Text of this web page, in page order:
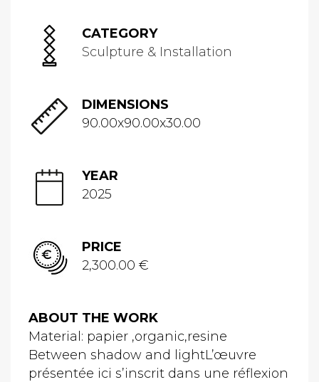
CATEGORY
Sculpture & Installation
DIMENSIONS
90.00x90.00x30.00
YEAR
2025
PRICE
2,300.00 €
ABOUT THE WORK
Material: papier ,organic,resine
Between shadow and lightL’œuvre
présentée ici s’inscrit dans une réflexion